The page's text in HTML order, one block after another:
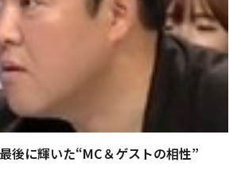
後に輝いた“MC＆ゲストの相性”